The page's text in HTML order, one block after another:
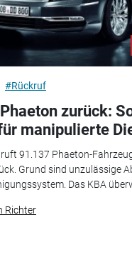
#Rückruf
zurück:
manipulierte
91.137 Phaeton-
Grund sind unzulässige
Das KBA
Richter